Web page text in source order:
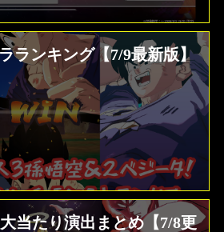
ランキング【7/9最新版】